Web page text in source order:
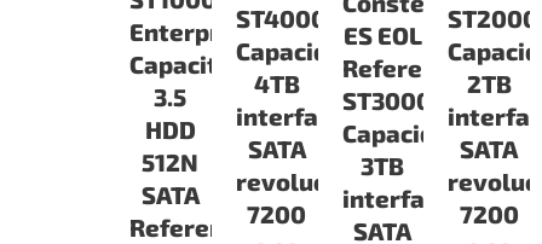
Enterprise
Capacity
3.5
HDD
512N
SATA
Referencia:
ST4000NM0033
Capacidad:
4TB
interface
SATA
revoluciones:
7200
ES EOL
Referencia:
ST3000NM0033
Capacidad:
3TB
interface
SATA
2TB
SATA
7200